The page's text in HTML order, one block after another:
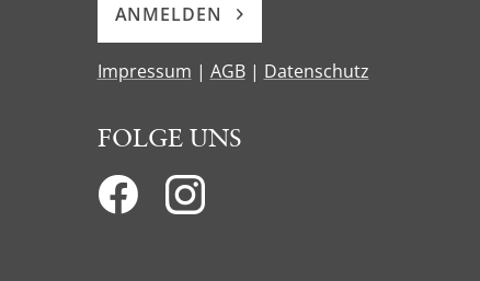
ANMELDEN
Impressum | AGB| Datenschutz
FOLGE UNS